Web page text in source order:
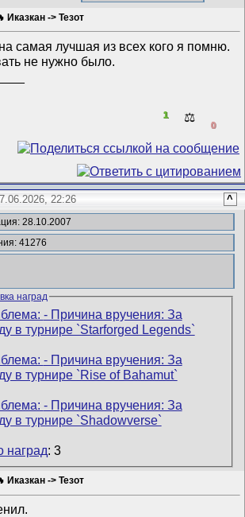
Иказкан -> Тезот
самая лучшая из всех кого я помню.
не нужно было.
1 ⚖️
0
22:26 ^
28.10.2007
41276
наград
наград: 3
Иказкан -> Тезот